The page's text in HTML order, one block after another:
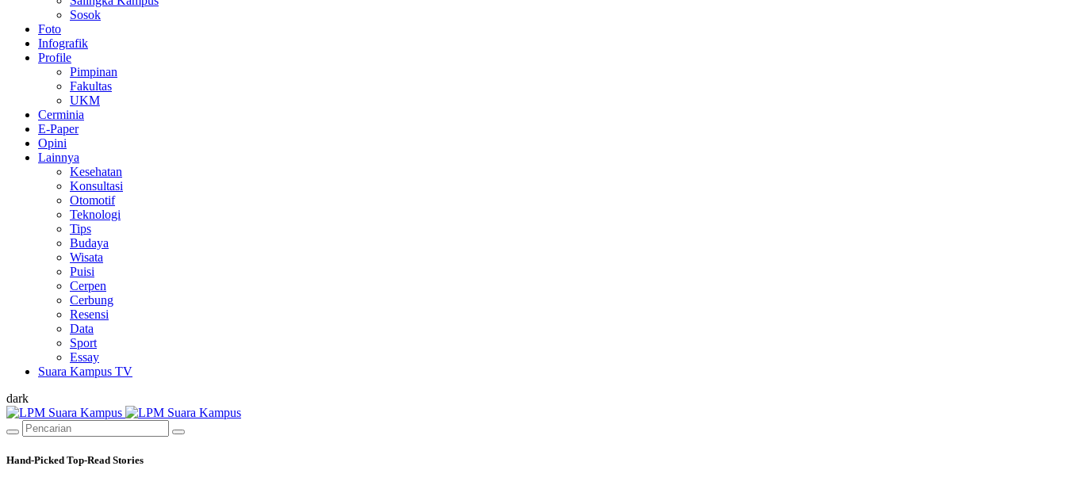
Sosok
Foto
Infografik
Profile
Pimpinan
Fakultas
UKM
Cerminia
E-Paper
Opini
Lainnya
Kesehatan
Konsultasi
Otomotif
Teknologi
Tips
Budaya
Wisata
Puisi
Cerpen
Cerbung
Resensi
Data
Sport
Essay
Suara Kampus TV
dark
Hand-Picked Top-Read Stories